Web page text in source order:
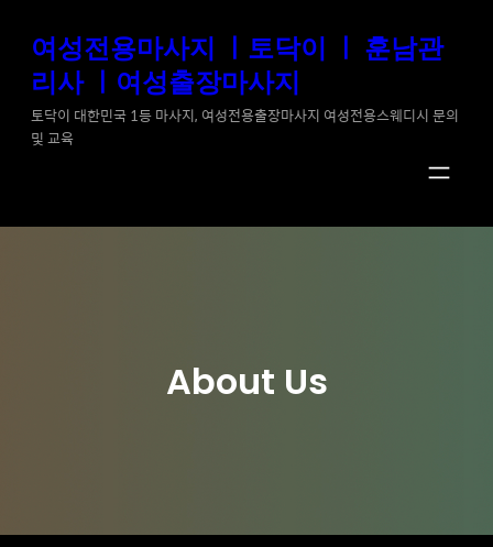
가
여성전용마사지 ㅣ토닥이 ㅣ 훈남관
리사 ㅣ여성출장마사지
토닥이 대한민국 1등 마사지, 여성전용출장마사지 여성전용스웨디시 문의
및 교육
About Us